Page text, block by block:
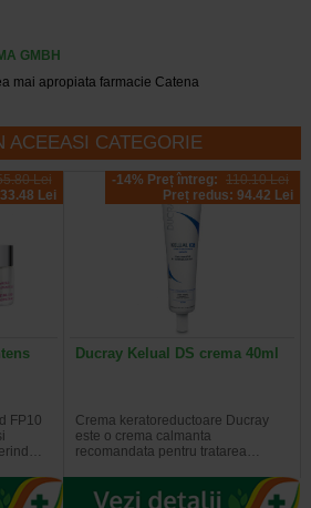
GMBH
mai apropiata farmacie Catena
ACEEASI CATEGORIE
Lei
Lei
FP10
-14% Preț întreg: 110.10 Lei
Preț redus: 94.42 Lei
Ducray Kelual DS crema 40ml
Crema keratoreductoare Ducray
este o crema calmanta
recomandata pentru tratarea…